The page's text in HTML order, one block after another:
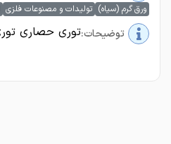
ورق گرم (سیاه) تولیدات و مصنوعات فلزی
توضیحات:توری حصاری